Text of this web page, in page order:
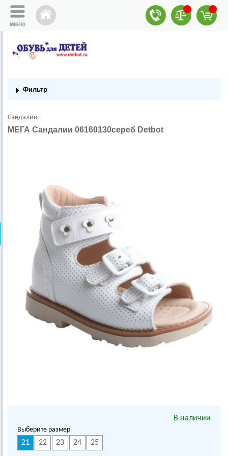
Фильтр
Сандалии
МЕГА Сандалии 06160130сереб Detbot
В наличии
Выберите размер
21 22 23 24 25